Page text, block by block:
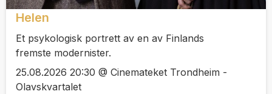
Helen
Et psykologisk portrett av en av Finlands
fremste modernister.
25.08.2026 20:30 @ Cinemateket Trondheim -
Olavskvartalet